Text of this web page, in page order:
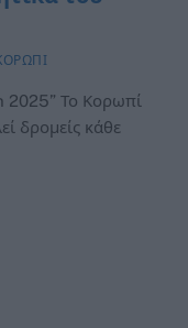
Το Κορωπί
δρομείς κάθε